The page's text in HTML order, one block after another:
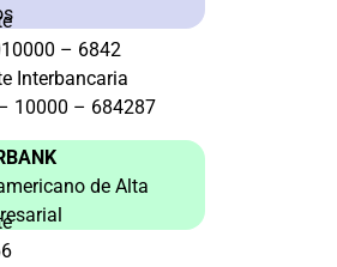
– 6842
Interbancaria
10000 – 684287
de Alta